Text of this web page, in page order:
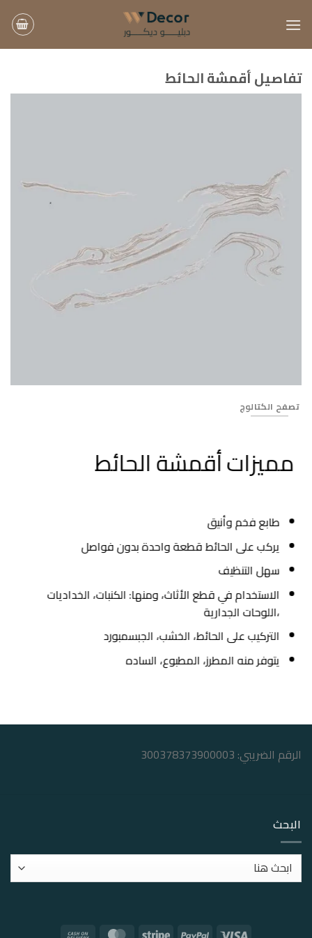
للمحتوى
تفاصيل أقمشة الحائط
تصفح الكتالوج
مميزات أقمشة الحائط
طابع فخم وأنيق
يركب على الحائط قطعة واحدة بدون فواصل
سهل التنظيف
الاستخدام في قطع الأثاث، ومنها: الكنبات، الخداديات
،اللوحات الجدارية
التركيب على الحائط، الخشب، الجبسمبورد
يتوفر منه المطرز، المطبوع، الساده
الرقم الضريبي: 300378373900003
البحث